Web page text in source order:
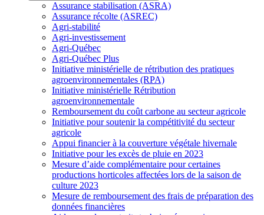
Assurance stabilisation (ASRA)
Assurance récolte (ASREC)
Agri-stabilité
Agri-investissement
Agri-Québec
Agri-Québec Plus
Initiative ministérielle de rétribution des pratiques
agroenvironnementales (RPA)
Initiative ministérielle Rétribution
agroenvironnementale
Remboursement du coût carbone au secteur agricole
Initiative pour soutenir la compétitivité du secteur
agricole
Appui financier à la couverture végétale hivernale
Initiative pour les excès de pluie en 2023
Mesure d’aide complémentaire pour certaines
productions horticoles affectées lors de la saison de
culture 2023
Mesure de remboursement des frais de préparation des
données financières